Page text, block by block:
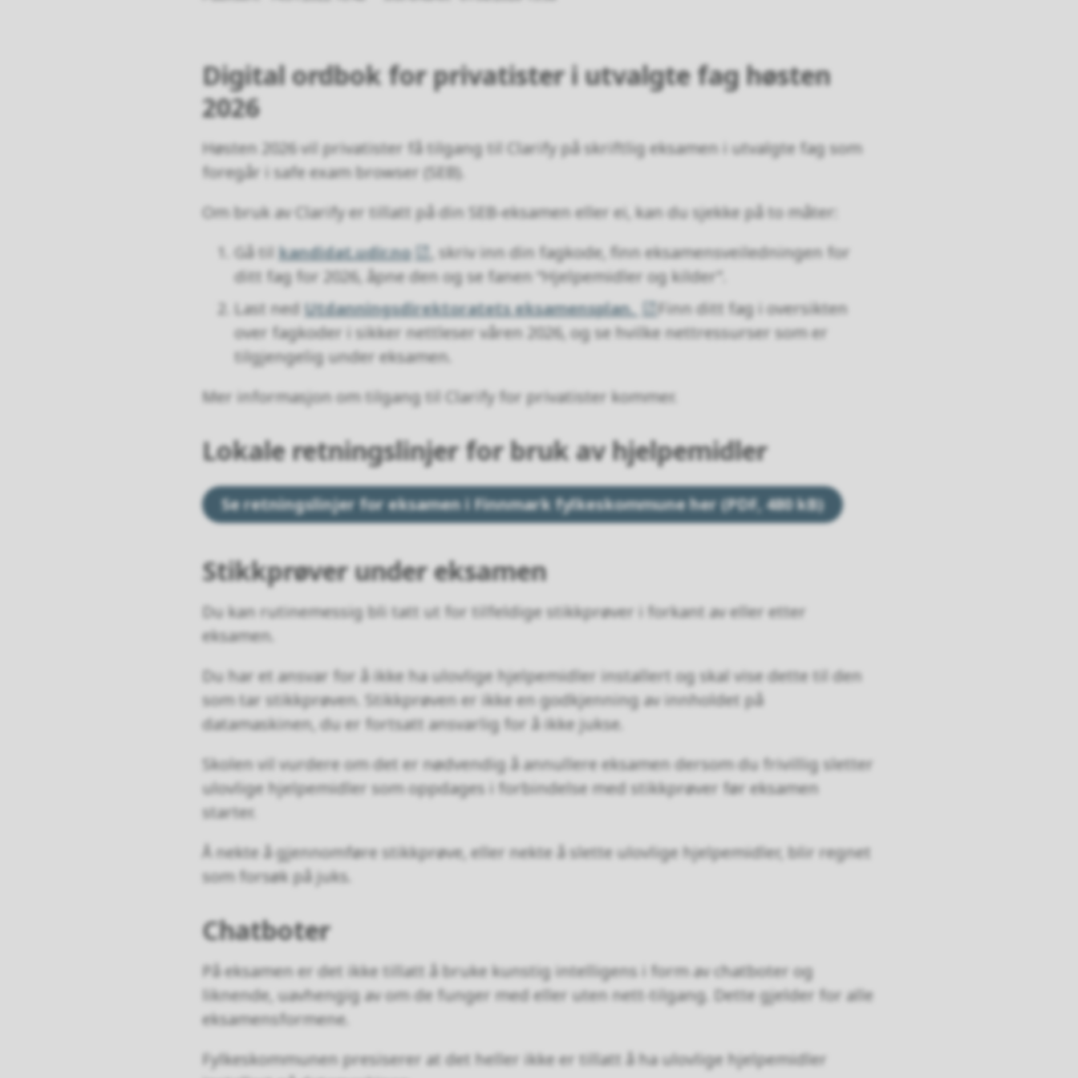
Digital ordbok for privatister i utvalgte fag høsten
2026
Høsten 2026 vil privatister få tilgang til Clarify på skriftlig eksamen i utvalgte fag som
foregår i safe exam browser (SEB).
Om bruk av Clarify er tillatt på din SEB-eksamen eller ei, kan du sjekke på to måter:
Gå til kandidat.udir.no
, skriv inn din fagkode, finn eksamensveiledningen for
ditt fag for 2026, åpne den og se fanen “Hjelpemidler og kilder”.
Last ned Utdanningsdirektoratets eksamensplan.
Finn ditt fag i oversikten
over fagkoder i sikker nettleser våren 2026, og se hvilke nettressurser som er
tilgjengelig under eksamen.
Mer informasjon om tilgang til Clarify for privatister kommer.
Lokale retningslinjer for bruk av hjelpemidler
Se retningslinjer for eksamen i Finnmark fylkeskommune her(PDF, 480 kB)
Stikkprøver under eksamen
Du kan rutinemessig bli tatt ut for tilfeldige stikkprøver i forkant av eller etter
eksamen.
Du har et ansvar for å ikke ha ulovlige hjelpemidler installert og skal vise dette til den
som tar stikkprøven. Stikkprøven er ikke en godkjenning av innholdet på
datamaskinen, du er fortsatt ansvarlig for å ikke jukse.
Skolen vil vurdere om det er nødvendig å annullere eksamen dersom du frivillig sletter
ulovlige hjelpemidler som oppdages i forbindelse med stikkprøver før eksamen
starter.
Å nekte å gjennomføre stikkprøve, eller nekte å slette ulovlige hjelpemidler, blir regnet
som forsøk på juks.
Chatboter
På eksamen er det ikke tillatt å bruke kunstig intelligens i form av chatboter og
liknende, uavhengig av om de funger med eller uten nett-tilgang. Dette gjelder for alle
eksamensformene.
Fylkeskommunen presiserer at det heller ikke er tillatt å ha ulovlige hjelpemidler